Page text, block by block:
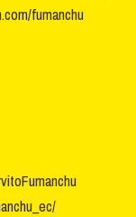
fumanchu